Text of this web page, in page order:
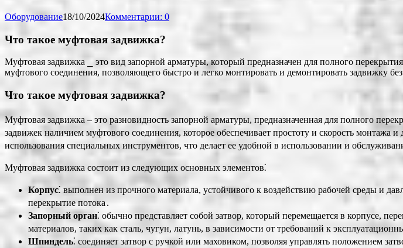
Оборудование18/10/2024Комментарии: 0
Что такое муфтовая задвижка?
Муфтовая задвижка ⎯ это вид запорной арматуры, который предназначен для полного
муфтового соединения, позволяющего быстро и легко монтировать и демонтировать задвижку
Что такое муфтовая задвижка?
Муфтовая задвижка – это разновидность запорной арматуры, предназначенная для полного
задвижек наличием муфтового соединения, которое обеспечивает простоту и скорость монтажа
использования специальных инструментов, что делает ее удобной в использовании и
Муфтовая задвижка состоит из следующих основных элементов⁚
Корпус⁚ выполнен из прочного материала, устойчивого к воздействию рабочей среды и
перекрытие потока․
Запорный орган⁚ обычно представляет собой затвор, который перемещается в корпусе,
материалов, таких как сталь, чугун, латунь, в зависимости от требований к
Шпиндель⁚ соединяет затвор с ручкой или маховиком, позволяя управлять положением